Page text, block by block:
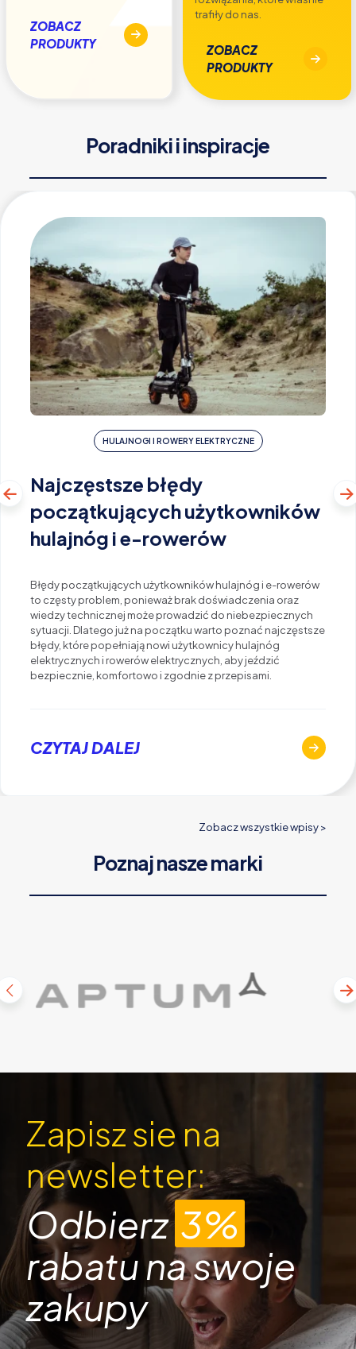
ZOBACZ
PRODUKTY
trafiły do nas.
ZOBACZ
PRODUKTY
Poradniki i inspiracje
HULAJNOGI I ROWERY ELEKTRYCZNE
Najczęstsze błędy
początkujących użytkowników
hulajnóg i e-rowerów
Błędy początkujących użytkowników hulajnóg i e-rowerów
to częsty problem, ponieważ brak doświadczenia oraz
wiedzy technicznej może prowadzić do niebezpiecznych
sytuacji. Dlatego już na początku warto poznać najczęstsze
błędy, które popełniają nowi użytkownicy hulajnóg
elektrycznych i rowerów elektrycznych, aby jeździć
bezpiecznie, komfortowo i zgodnie z przepisami.
CZYTAJ DALEJ
Zobacz wszystkie wpisy >
Poznaj nasze marki
Zapisz sie na
newsletter:
Odbierz3%
rabatu na swoje
zakupy